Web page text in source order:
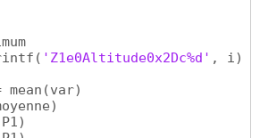
( 'Z1e0Altitude0x2Dc%d' , i)
mean
(var)
)
P1)